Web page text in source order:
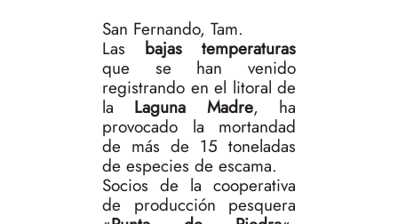
San Fernando, Tam.
Las bajas temperaturas
que se han venido
registrando en el litoral de
la Laguna Madre, ha
provocado la mortandad
de más de 15 toneladas
de especies de escama.
Socios de la cooperativa
de producción pesquera